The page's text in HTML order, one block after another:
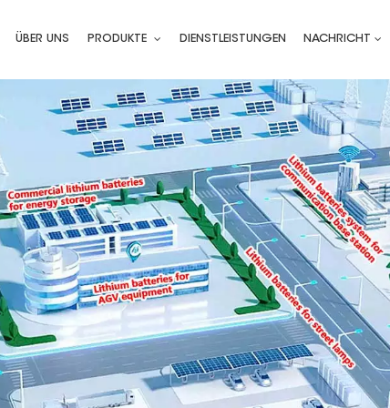
ÜBER UNS PRODUKTE DIENSTLEISTUNGEN NACHRICHT